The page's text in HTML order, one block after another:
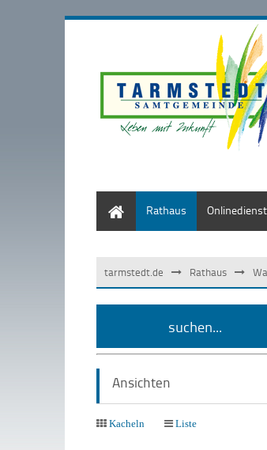
Rathaus
tarmstedt.de Rathaus
suchen...
Ansichten
Kacheln Liste